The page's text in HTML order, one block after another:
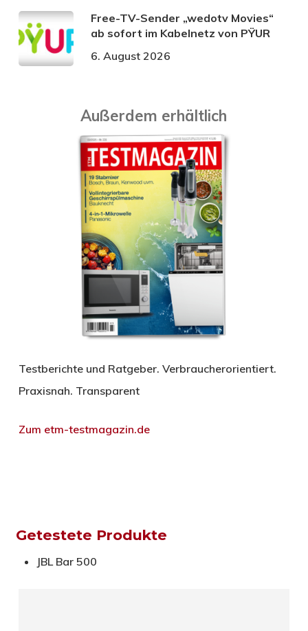
Free-TV-Sender „wedotv Movies“
ab sofort im Kabelnetz von PŸUR
6. August 2026
Außerdem erhältlich
Testberichte und Ratgeber. Verbraucherorientiert.
Praxisnah. Transparent
Zum etm-testmagazin.de
Getestete Produkte
JBL Bar 500